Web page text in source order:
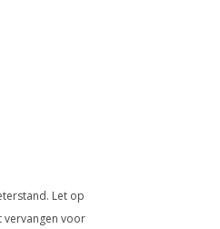
Let op
vervangen voor